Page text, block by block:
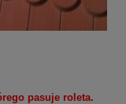
pasuje roleta.